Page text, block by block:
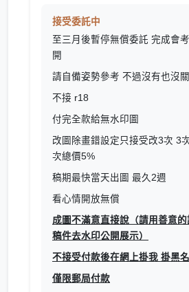
接受委託中
至三月後暫停無償委託 完成會
開
請自備姿勢參考 不過沒有也沒
不接 r18
付完全款給無水印圖
改圖除畫錯設定只接受改3次 3
次總價5%
稿期最快當天出圖 最久2週
看心情開放無償
成圖不滿意直接說（請用善意
稿件去水印公開展示）
不接受付款後在網上掛我 掛黑
僅限郵局付款